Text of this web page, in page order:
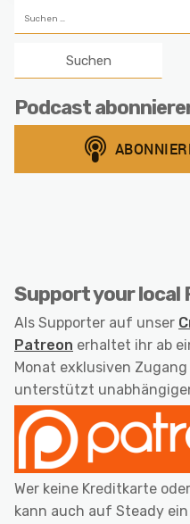
nach:
Podcast
Support your local
Als Supporter auf unser
Patreon erhaltet ihr ab
Monat exklusiven
unterstützt
Wer keine Kreditkarte
kann auch auf Steady